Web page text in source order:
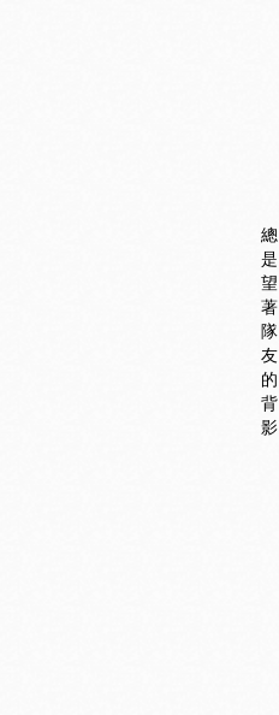
總
是
望
著
隊
友
的
背
影